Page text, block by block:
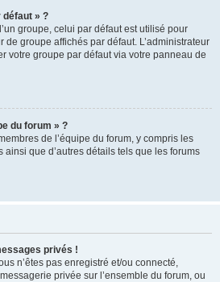
défaut » ?
groupe, celui par défaut est utilisé pour
groupe affichés par défaut. L’administrateur
votre groupe par défaut via votre panneau de
du forum » ?
de l’équipe du forum, y compris les
que d’autres détails tels que les forums
privés !
n’êtes pas enregistré et/ou connecté,
privée sur l’ensemble du forum, ou